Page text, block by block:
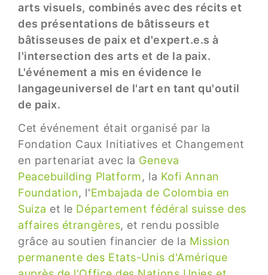
arts visuels, combinés avec des récits et
des présentations de bâtisseurs et
bâtisseuses de paix et d'expert.e.s à
l'intersection des arts et de la paix.
L'événement a mis en évidence le
langageuniversel de l'art en tant qu'outil
de paix.
Cet événement était organisé par la
Fondation Caux Initiatives et Changement
en partenariat avec la Geneva
Peacebuilding Platform, la Kofi Annan
Foundation, l'Embajada de Colombia en
Suiza et le Département fédéral suisse des
affaires étrangères, et rendu possible
grâce au soutien financier de la Mission
permanente des Etats-Unis d'Amérique